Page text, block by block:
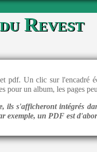
Revest
pdf. Un clic sur l'encadré
un album, les pages
ils s'afficheront intégrés
exemple, un PDF est